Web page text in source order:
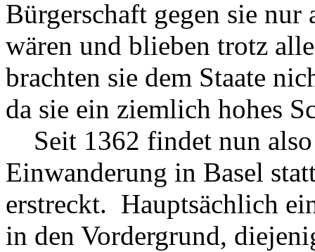
Bürgerschaft gegen sie
wären und blieben trotz
brachten sie dem Staate
da sie ein ziemlich hohes
Seit 1362 findet nun also
Einwanderung in Basel
erstreckt. Hauptsächlich
in den Vordergrund,